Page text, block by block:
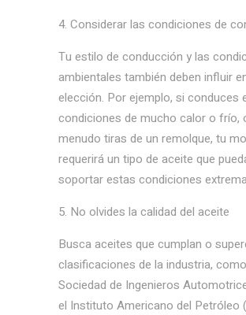
Considerar las condiciones de
Tu estilo de conducción y las
ambientales también deben influir
elección. Por ejemplo, si conduces
condiciones de mucho calor o frío,
menudo tiras de un remolque, tu
requerirá un tipo de aceite que
soportar estas condiciones
No olvides la calidad del aceite
Busca aceites que cumplan o
clasificaciones de la industria,
Sociedad de Ingenieros
el Instituto Americano del Petróleo